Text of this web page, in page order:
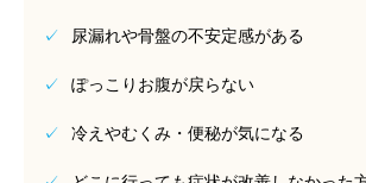
✓ 尿漏れや骨盤の不安定感がある
✓ ぽっこりお腹が戻らない
✓ 冷えやむくみ・便秘が気になる